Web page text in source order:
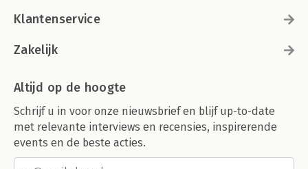
Klantenservice
Zakelijk
Altijd op de hoogte
Schrijf u in voor onze nieuwsbrief en blijf up-to-date
met relevante interviews en recensies, inspirerende
events en de beste acties.